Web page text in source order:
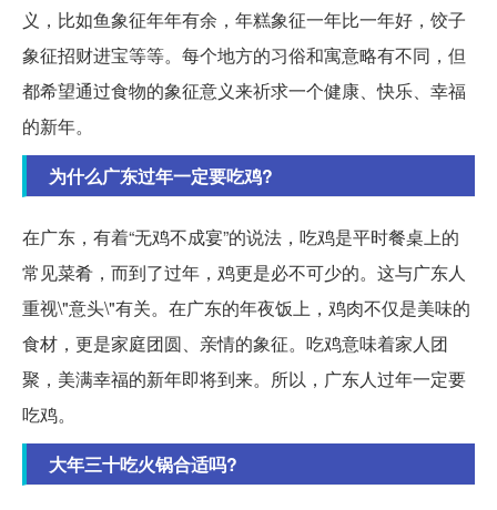
义，比如鱼象征年年有余，年糕象征一年比一年好，饺子
象征招财进宝等等。每个地方的习俗和寓意略有不同，但
都希望通过食物的象征意义来祈求一个健康、快乐、幸福
的新年。
为什么广东过年一定要吃鸡?
在广东，有着“无鸡不成宴”的说法，吃鸡是平时餐桌上的
常见菜肴，而到了过年，鸡更是必不可少的。这与广东人
重视\"意头\"有关。在广东的年夜饭上，鸡肉不仅是美味的
食材，更是家庭团圆、亲情的象征。吃鸡意味着家人团
聚，美满幸福的新年即将到来。所以，广东人过年一定要
吃鸡。
大年三十吃火锅合适吗?